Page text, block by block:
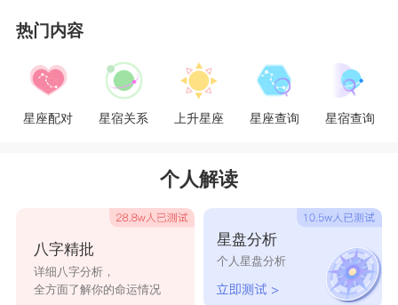
贴、善解人意的，所以有矛盾都会很容易调和。
星座乐原创文章，转载需注明出处
热门内容
星座配对 星宿关系 上升星座 星座查询 星宿查询
个人解读
八字精批
详细八字分析，
全方面了解你的命运情况
星盘分析
个人星盘分析